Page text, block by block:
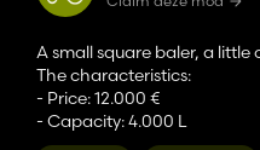
A small square baler, a little
The characteristics:
- Price: 12.000 €
- Capacity: 4.000 L